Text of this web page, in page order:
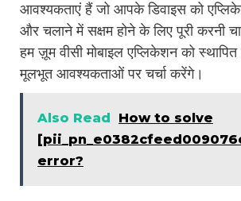
आवश्यकताएं हैं जो आपके डिवाइस को
और चलाने में सक्षम होने के लिए पूरी करनी
हम ज़ूम वीसी मोबाइल एप्लिकेशन को
मूलभूत आवश्यकताओं पर चर्चा करेंगे।
Also Read
How to solve
error?